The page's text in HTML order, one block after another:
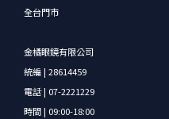
全台門市
金橘眼鏡有限公司
統編 | 28614459
電話 | 07-2221229
時間 | 09:00-18:00